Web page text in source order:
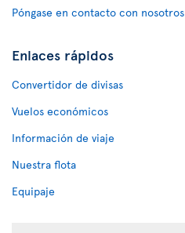
Póngase en contacto con nosotros
Enlaces rápidos
Convertidor de divisas
Vuelos económicos
Información de viaje
Nuestra flota
Equipaje